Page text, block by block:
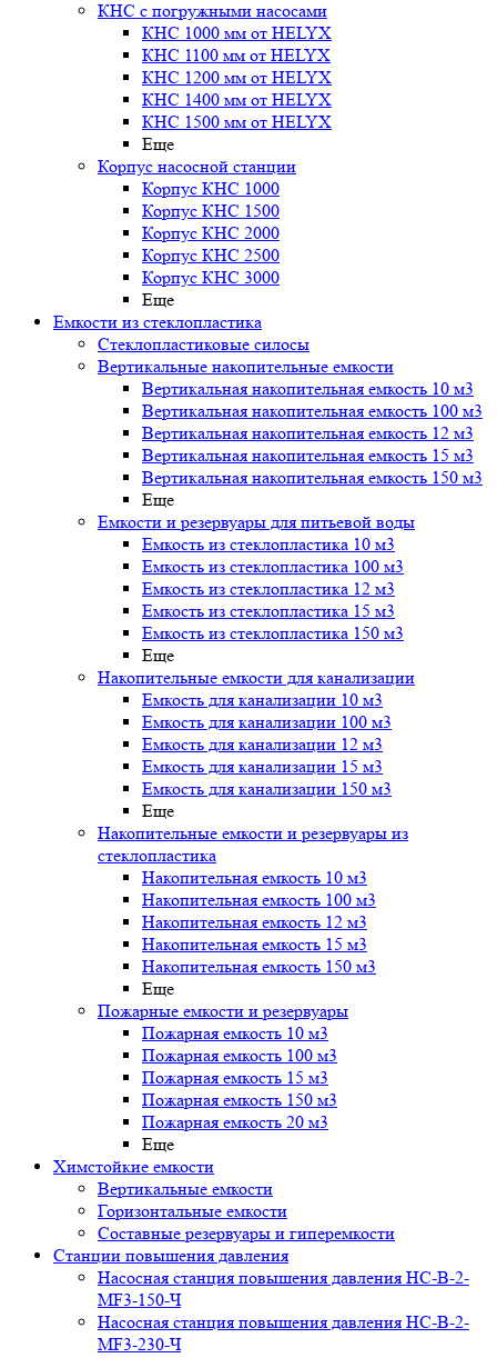
КНС с погружными насосами
КНС 1000 мм от HELYX
КНС 1100 мм от HELYX
КНС 1200 мм от HELYX
КНС 1400 мм от HELYX
КНС 1500 мм от HELYX
Еще
Корпус насосной станции
Корпус КНС 1000
Корпус КНС 1500
Корпус КНС 2000
Корпус КНС 2500
Корпус КНС 3000
Еще
Емкости из стеклопластика
Стеклопластиковые силосы
Вертикальные накопительные емкости
Вертикальная накопительная емкость 10 м3
Вертикальная накопительная емкость 100 м3
Вертикальная накопительная емкость 12 м3
Вертикальная накопительная емкость 15 м3
Вертикальная накопительная емкость 150 м3
Еще
Емкости и резервуары для питьевой воды
Емкость из стеклопластика 10 м3
Емкость из стеклопластика 100 м3
Емкость из стеклопластика 12 м3
Емкость из стеклопластика 15 м3
Емкость из стеклопластика 150 м3
Еще
Накопительные емкости для канализации
Емкость для канализации 10 м3
Емкость для канализации 100 м3
Емкость для канализации 12 м3
Емкость для канализации 15 м3
Емкость для канализации 150 м3
Еще
Накопительные емкости и резервуары из
стеклопластика
Накопительная емкость 10 м3
Накопительная емкость 100 м3
Накопительная емкость 12 м3
Накопительная емкость 15 м3
Накопительная емкость 150 м3
Еще
Пожарные емкости и резервуары
Пожарная емкость 10 м3
Пожарная емкость 100 м3
Пожарная емкость 15 м3
Пожарная емкость 150 м3
Пожарная емкость 20 м3
Еще
Химстойкие емкости
Вертикальные емкости
Горизонтальные емкости
Составные резервуары и гиперемкости
Станции повышения давления
Насосная станция повышения давления НС-В-2-
MF3-150-Ч
Насосная станция повышения давления НС-В-2-
MF3-230-Ч